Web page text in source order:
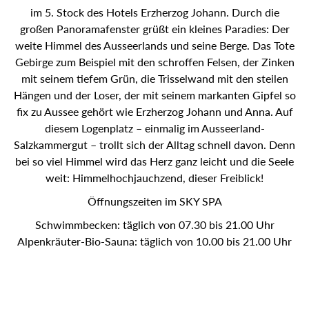
SPA im 5. Stock des Hotels Erzherzog Johann. Durch die
großen Panoramafenster grüßt ein kleines Paradies: Der
weite Himmel des Ausseerlands und seine Berge. Das
Tote Gebirge zum Beispiel mit den schroffen Felsen, der
Zinken mit seinem tiefem Grün, die Trisselwand mit den
steilen Hängen und der Loser, der mit seinem markanten
Gipfel so fix zu Aussee gehört wie Erzherzog Johann und
Anna. Auf diesem Logenplatz – einmalig im Ausseerland-
Salzkammergut – trollt sich der Alltag schnell davon. Denn
bei so viel Himmel wird das Herz ganz leicht und die Seele
weit: Himmelhochjauchzend, dieser Freiblick!
Öffnungszeiten im SKY SPA
Schwimmbecken: täglich von 07.30 bis 21.00 Uhr
Alpenkräuter-Bio-Sauna: täglich von 10.00 bis 21.00 Uhr